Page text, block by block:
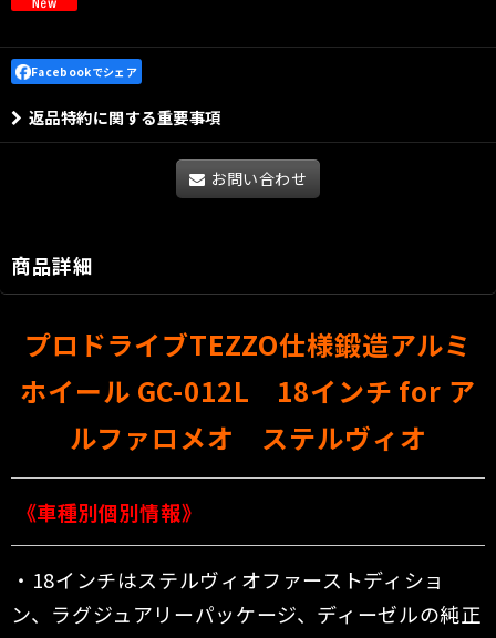
Facebookでシェア
返品特約に関する重要事項
お問い合わせ
商品詳細
プロドライブTEZZO仕様鍛造アルミ
ホイール GC-012L 18インチ for ア
ルファロメオ ステルヴィオ
《車種別個別情報》
・18インチはステルヴィオファーストディショ
ン、ラグジュアリーパッケージ、ディーゼルの純正